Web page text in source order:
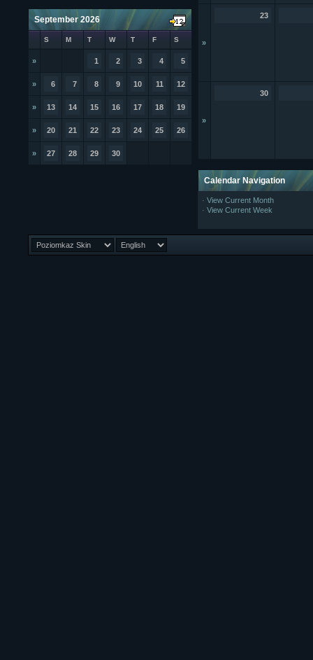
September 2026
S M T W T F S
» 1 2 3 4 5
» 6 7 8 9 10 11 12
» 13 14 15 16 17 18 19
» 20 21 22 23 24 25 26
» 27 28 29 30
»
23
»
30
Calendar Navigation
· View Current Month
· View Current Week